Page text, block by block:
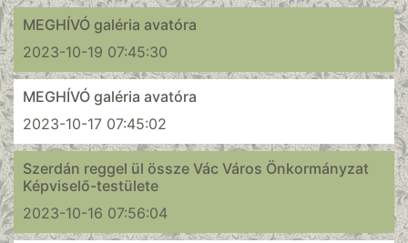
MEGHÍVÓ galéria avatóra
2023-10-19 07:45:30
MEGHÍVÓ galéria avatóra
2023-10-17 07:45:02
Szerdán reggel ül össze Vác Város Önkormányzat
Képviselő-testülete
2023-10-16 07:56:04